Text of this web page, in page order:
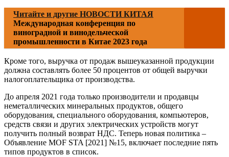
Читайте и другие НОВОСТИ КИТАЯ
Международная конференция по
виноградной и винодельческой
промышленности в Китае 2023 года
Кроме того, выручка от продаж вышеуказанной продукции
должна составлять более 50 процентов от общей выручки
налогоплательщика от производства.
До апреля 2021 года только производители и продавцы
неметаллических минеральных продуктов, общего
оборудования, специального оборудования, компьютеров,
средств связи и других электрических устройств могут
получить полный возврат НДС. Теперь новая политика –
Объявление MOF STA [2021] №15, включает последние пять
типов продуктов в список.